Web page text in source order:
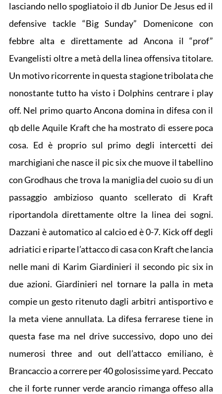
lasciando nello spogliatoio il db Junior De Jesus ed il
defensive tackle “Big Sunday” Domenicone con
febbre alta e direttamente ad Ancona il “prof”
Evangelisti oltre a metà della linea offensiva titolare.
Un motivo ricorrente in questa stagione tribolata che
nonostante tutto ha visto i Dolphins centrare i play
off. Nel primo quarto Ancona domina in difesa con il
qb delle Aquile Kraft che ha mostrato di essere poca
cosa. Ed è proprio sul primo degli intercetti dei
marchigiani che nasce il pic six che muove il tabellino
con Grodhaus che trova la maniglia del cuoio su di un
passaggio ambizioso quanto scellerato di Kraft
riportandola direttamente oltre la linea dei sogni.
Dazzani è automatico al calcio ed è 0-7. Kick off degli
adriatici e riparte l’attacco di casa con Kraft che lancia
nelle mani di Karim Giardinieri il secondo pic six in
due azioni. Giardinieri nel tornare la palla in meta
compie un gesto ritenuto dagli arbitri antisportivo e
la meta viene annullata. La difesa ferrarese tiene in
questa fase ma nel drive successivo, dopo uno dei
numerosi three and out dell’attacco emiliano, è
Brancaccio a correre per 40 golosissime yard. Peccato
che il forte runner verde arancio rimanga offeso alla